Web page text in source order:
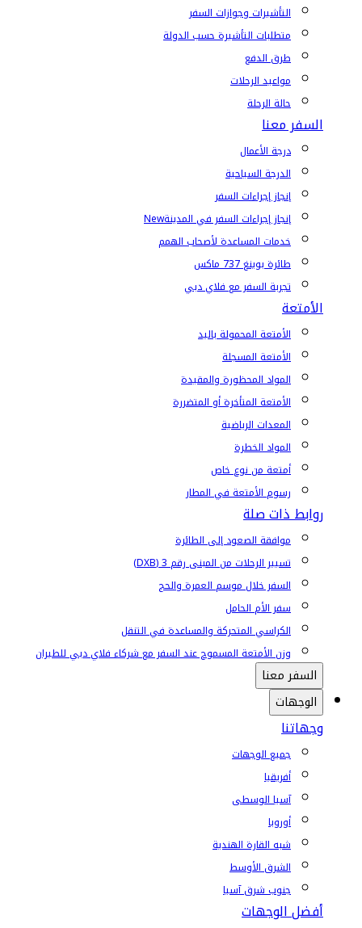
التأشيرات وجوازات السفر
متطلبات التأشيرة حسب الدولة
طرق الدفع
مواعيد الرحلات
حالة الرحلة
السفر معنا
درجة الأعمال
الدرجة السياحية
إنجاز إجراءات السفر
إنجاز إجراءات السفر في المدينةNew
خدمات المساعدة لأصحاب الهمم
طائرة بوينغ 737 ماكس
تجربة السفر مع فلاي دبي
الأمتعة
الأمتعة المحمولة باليد
الأمتعة المسجلة
المواد المحظورة والمقيدة
الأمتعة المتأخرة أو المتضررة
المعدات الرياضية
المواد الخطرة
أمتعة من نوع خاص
رسوم الأمتعة في المطار
روابط ذات صلة
موافقة الصعود إلى الطائرة
تسيير الرحلات من المبنى رقم 3 (DXB)
السفر خلال موسم العمرة والحج
سفر الأم الحامل
الكراسي المتحركة والمساعدة في التنقل
وزن الأمتعة المسموح عند السفر مع شركاء فلاي دبي للطيران
السفر معنا
الوجهات
وجهاتنا
جميع الوجهات
أفريقيا
آسيا الوسطى
أوروبا
شبه القارة الهندية
الشرق الأوسط
جنوب شرق آسيا
أفضل الوجهات